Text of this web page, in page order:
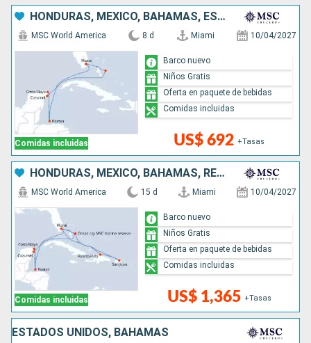
HONDURAS, MÉXICO, BAHAMAS, ESTADOS UNIDOS
Comidas incluidas
MSC World America 8 d Miami 10/04/2027
US$ 692 +Tasas
Barco nuevo
Niños Gratis
Oferta en paquete de bebidas
Comidas incluidas
HONDURAS, MÉXICO, BAHAMAS, REPÚBLICA DOMINICANA, PUERTO RICO, ESTADOS UNIDOS
Comidas incluidas
MSC World America 15 d Miami 10/04/2027
US$ 1,365 +Tasas
Barco nuevo
Niños Gratis
Oferta en paquete de bebidas
Comidas incluidas
ESTADOS UNIDOS, BAHAMAS